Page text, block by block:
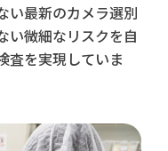
い最新のカメラ選別
い微細なリスクを自
査を実現していま